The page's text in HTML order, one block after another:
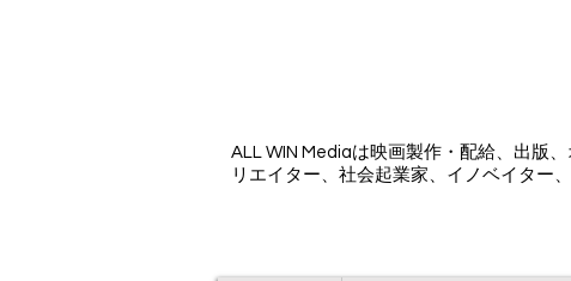
ALL WIN Mediaは映画製作・配給、出版
リエイター、社会起業家、イノベイター